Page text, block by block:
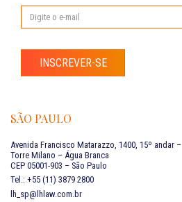
INSCREVER-SE
SÃO PAULO
Avenida Francisco Matarazzo, 1400, 15º andar –
Torre Milano – Água Branca
CEP 05001-903 – São Paulo
Tel.: +55 (11) 3879 2800
lh_sp@lhlaw.com.br